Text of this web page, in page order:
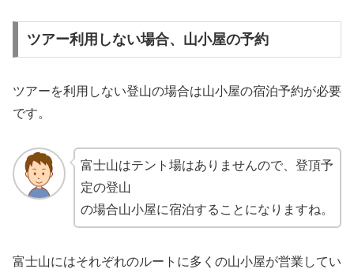
ツアー利用しない場合、山小屋の予約
ツアーを利用しない登山の場合は山小屋の宿泊予約が必要
です。
富士山はテント場はありませんので、登頂予
定の登山
の場合山小屋に宿泊することになりますね。
富士山にはそれぞれのルートに多くの山小屋が営業してい